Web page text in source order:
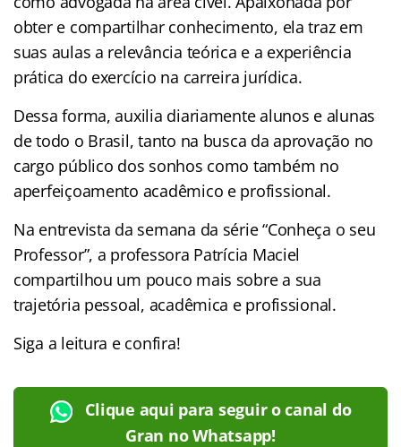
obter e compartilhar conhecimento, ela traz em
suas aulas a relevância teórica e a experiência
prática do exercício na carreira jurídica.
Dessa forma, auxilia diariamente alunos e alunas
de todo o Brasil, tanto na busca da aprovação no
cargo público dos sonhos como também no
aperfeiçoamento acadêmico e profissional.
Na entrevista da semana da série “Conheça o seu
Professor”, a professora Patrícia Maciel
compartilhou um pouco mais sobre a sua
trajetória pessoal, acadêmica e profissional.
Siga a leitura e confira!
Clique aqui para seguir o canal do
Gran no Whatsapp!